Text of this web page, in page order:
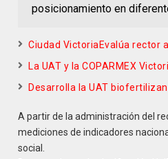
posicionamiento en
Ciudad VictoriaEvalúa rector
La UAT y la COPARMEX
Desarrolla la UAT
A partir de la administración del
mediciones de indicadores
social.